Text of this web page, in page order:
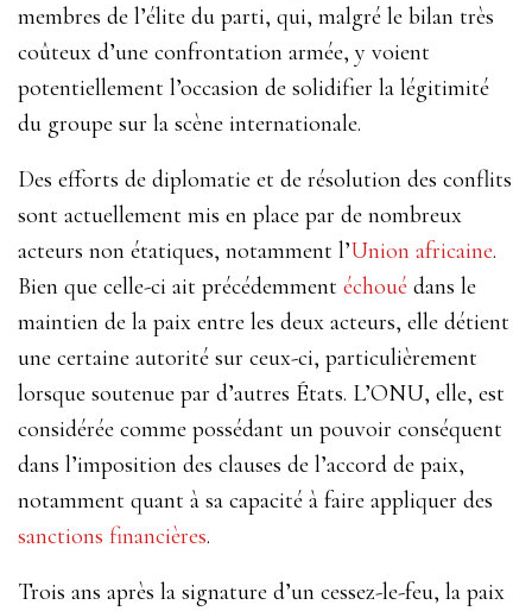
membres de l’élite du parti, qui, malgré le bilan très
coûteux d’une confrontation armée, y voient
potentiellement l’occasion de solidifier la légitimité
du groupe sur la scène internationale.
Des efforts de diplomatie et de résolution des conflits
sont actuellement mis en place par de nombreux
acteurs non étatiques, notamment l’Union africaine.
Bien que celle-ci ait précédemment échoué dans le
maintien de la paix entre les deux acteurs, elle détient
une certaine autorité sur ceux-ci, particulièrement
lorsque soutenue par d’autres États. L’ONU, elle, est
considérée comme possédant un pouvoir conséquent
dans l’imposition des clauses de l’accord de paix,
notamment quant à sa capacité à faire appliquer des
sanctions financières.
Trois ans après la signature d’un cessez-le-feu, la paix